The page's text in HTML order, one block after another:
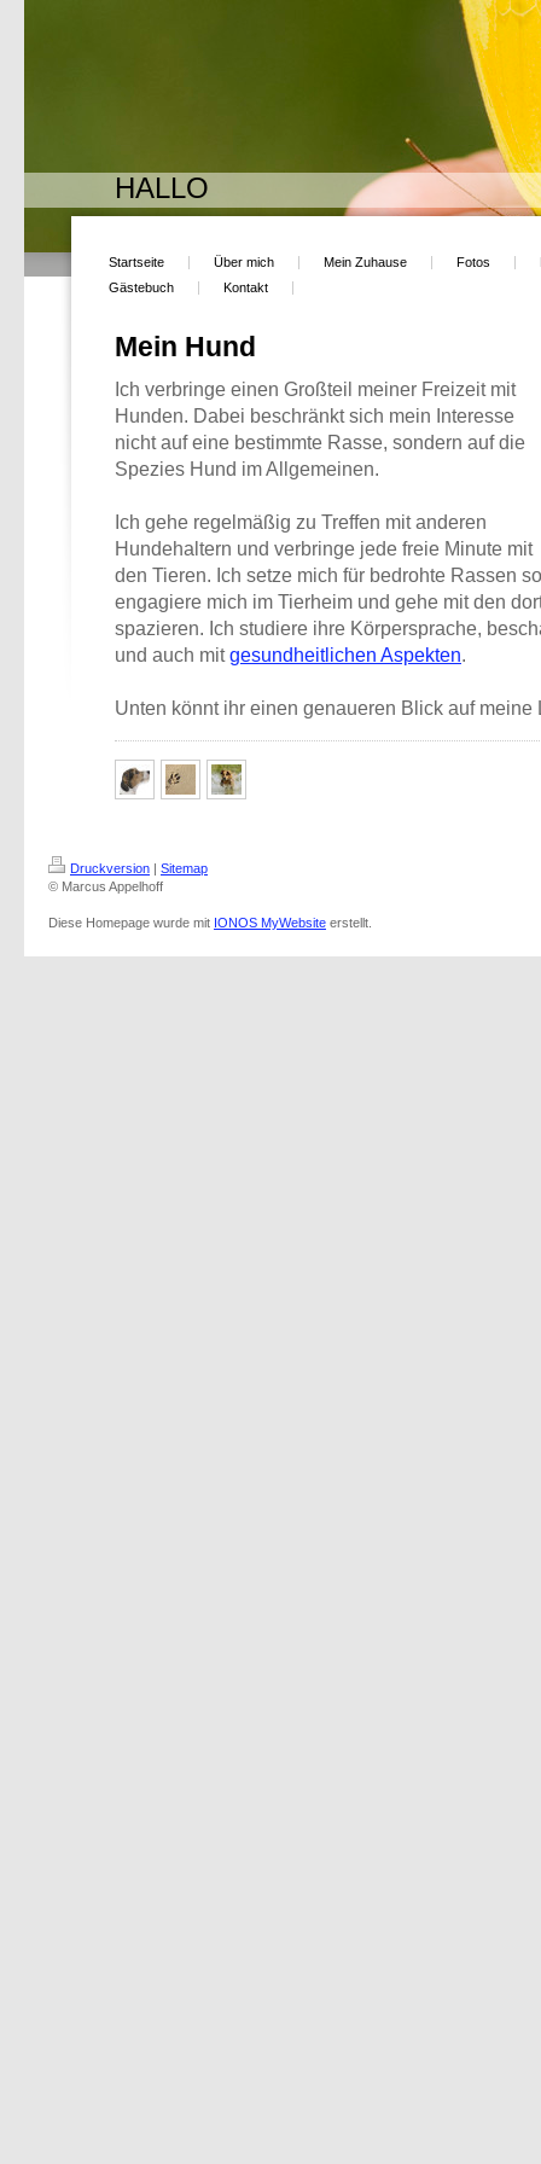
HALLO
Startseite Über mich Mein Zuhause Fotos
Gästebuch
Kontakt
Mein Hund
Ich verbringe einen Großteil meiner Freizeit mit
Hunden. Dabei beschränkt sich mein Interesse
nicht auf eine bestimmte Rasse, sondern auf die
Spezies Hund im Allgemeinen.
Ich gehe regelmäßig zu Treffen mit anderen
Hundehaltern und verbringe jede freie Minute mit
den Tieren. Ich setze mich für bedrohte Rassen
engagiere mich im Tierheim und gehe mit den
spazieren. Ich studiere ihre Körpersprache,
und auch mitgesundheitlichen Aspekten.
Unten könnt ihr einen genaueren Blick auf
Druckversion | Sitemap
© Marcus Appelhoff
Diese Homepage wurde mit IONOS MyWebsite erstellt.